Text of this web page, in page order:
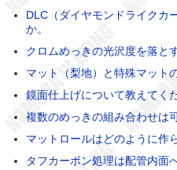
DLC（ダイヤモンドライクカ
か。
クロムめっきの光沢度を落と
マット（梨地）と特殊マット
鏡面仕上げについて教えてく
複数のめっきの組み合わせは
マットロールはどのように作
タフカーボン処理は配管内面